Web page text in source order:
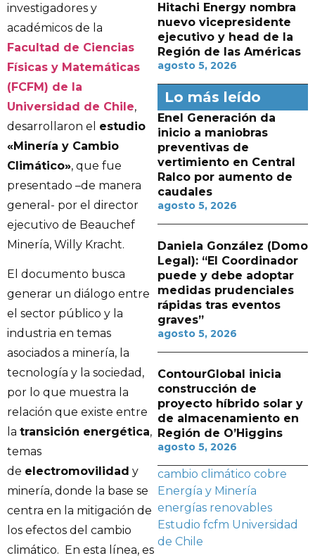
investigadores y
académicos de la
Facultad de Ciencias
Físicas y Matemáticas
(FCFM) de la
Universidad de Chile,
desarrollaron el estudio
«Minería y Cambio
Climático», que fue
presentado –de manera
general- por el director
ejecutivo de Beauchef
Minería, Willy Kracht.
El documento busca
generar un diálogo entre
el sector público y la
industria en temas
asociados a minería, la
tecnología y la sociedad,
por lo que muestra la
relación que existe entre
la transición energética,
temas
de electromovilidad y
minería, donde la base se
centra en la mitigación de
los efectos del cambio
climático. En esta línea, es
Hitachi Energy nombra
nuevo vicepresidente
ejecutivo y head de la
Región de las Américas
agosto 5, 2026
Lo más leído
Enel Generación da
inicio a maniobras
preventivas de
vertimiento en Central
Ralco por aumento de
caudales
agosto 5, 2026
Daniela González (Domo
Legal): “El Coordinador
puede y debe adoptar
medidas prudenciales
rápidas tras eventos
graves”
agosto 5, 2026
ContourGlobal inicia
construcción de
proyecto híbrido solar y
de almacenamiento en
Región de O’Higgins
agosto 5, 2026
cambio climático cobre
Energía y Minería
energías renovables
Estudio fcfm Universidad
de Chile